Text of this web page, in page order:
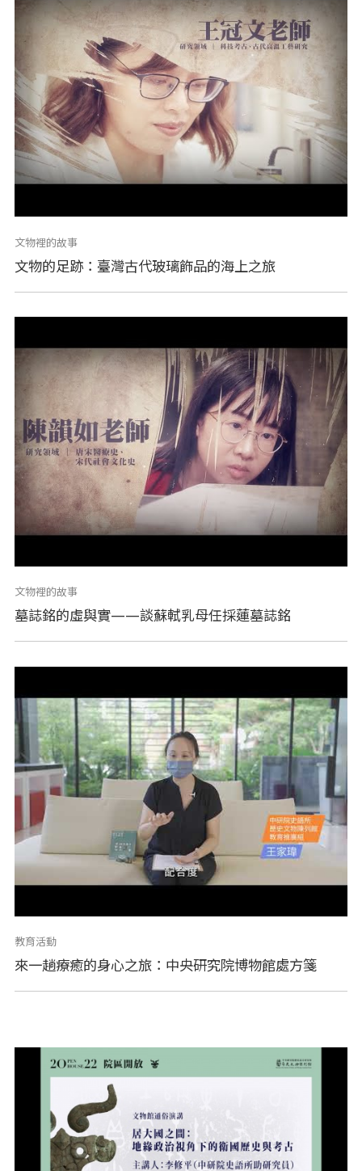
文物裡的故事
文物的足跡：臺灣古代玻璃飾品的海上之旅
文物裡的故事
墓誌銘的虛與實——談蘇軾乳母任採蓮墓誌銘
教育活動
來一趟療癒的身心之旅：中央研究院博物館處方箋